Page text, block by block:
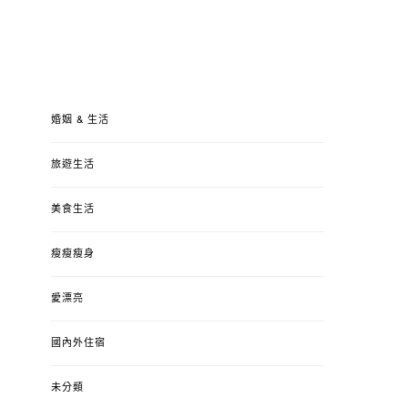
婚姻 & 生活
旅遊生活
美食生活
瘦瘦瘦身
愛漂亮
國內外住宿
未分類